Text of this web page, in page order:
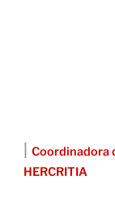
Coordinadora
HERCRITIA